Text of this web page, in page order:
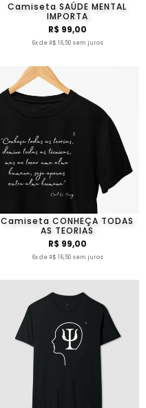
Camiseta SAÚDE MENTAL
IMPORTA
R$ 99,00
6x de R$ 16,50 sem juros
Camiseta CONHEÇA TODAS
AS TEORIAS
R$ 99,00
6x de R$ 16,50 sem juros